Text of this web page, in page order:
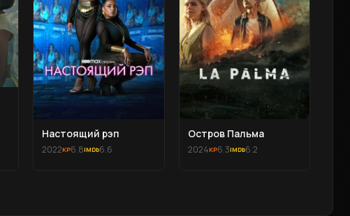
Настоящий рэп
2022 6.8 6.6
Остров Пальма
2024 6.3 6.2